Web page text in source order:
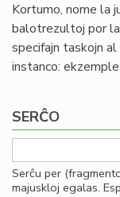
Kortumo, nome la
balotrezultoj por
specifajn taskojn
instanco:
SERĈO
Serĉu per
majuskloj egalas.